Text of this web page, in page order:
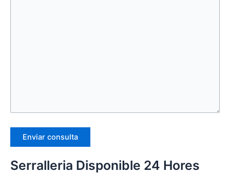
Serralleria Disponible 24 Hores